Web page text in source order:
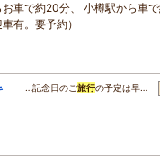
お車で約20分、 小樽駅から車
有。要予約）
…記念日のご旅行の予定は早…